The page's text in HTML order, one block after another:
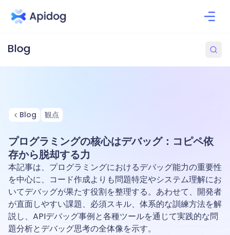
Blog 観点
プログラミングの核心はデバッグ：コピペ依
存から脱却する力
本記事は、プログラミングにおけるデバッグ能力の重要性
を中心に、コード作成よりも問題特定やシステム理解にお
いてデバッグが果たす役割を整理する。あわせて、開発者
が直面しやすい課題、必須スキル、体系的な訓練方法を解
説し、APIデバッグ事例と各種ツールを通じて実践的な問
題分析とデバッグ思考の全体像を示す。